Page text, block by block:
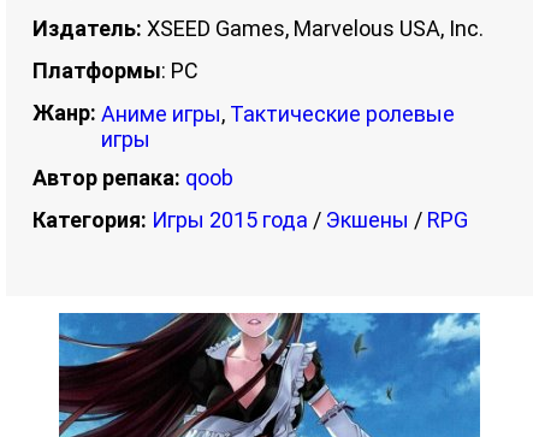
Издатель: XSEED Games, Marvelous USA, Inc.
Платформы: PC
Жанр: Аниме игры, Тактические ролевые
игры
Автор репака: qoob
Категория: Игры 2015 года / Экшены / RPG